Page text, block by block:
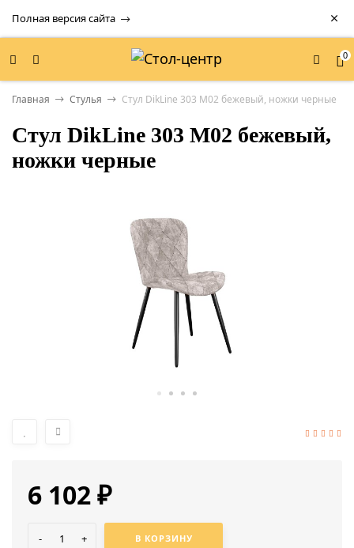
Полная версия сайта
0
Главная Стулья Стул DikLine 303 M02 бежевый, ножки черные
Стул DikLine 303 M02 бежевый,
ножки черные
6 102 ₽
- + В КОРЗИНУ